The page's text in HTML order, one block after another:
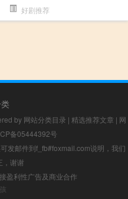
好剧推荐
by 网站分类目录 | 精选推荐文章 | 网
备05444392号
发邮件到f_fb#foxmail.com说明，我们
，谢谢
盈利性广告及商业合作